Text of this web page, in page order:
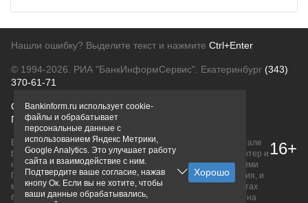
Нашли ошибку? Выделите текст и нажмите Ctrl+Enter
© 1994-2026. РИА "БанкИнформСервис". Екатеринбург (343)
370-61-71
О проектеПолитика конфиденциальности
Правовая информацияДля рекламодателей
Вся информация о продуктах банков, размещенная на портале
bankinform.ru, носит исключительно ознакомительный характер и
не является публичной офертой, определяемой положениями
ГК РФ. Информация не содержит точного и полного описания, и
может быть изменена. Конечные условия уточняйте на сайтах
банков или при личном обращении. Исключительное право на
16+
Bankinform.ru использует cookie-
файлы и обрабатывает
персональные данные с
использованием Яндекс Метрики,
Google Analytics. Это улучшает работу
сайта и взаимодействие с ним.
Подтвердите ваше согласие, нажав
кнопу Ок. Если вы не хотите, чтобы
ваши данные обрабатывались,